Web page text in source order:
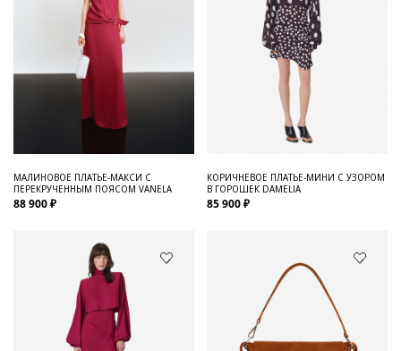
МАЛИНОВОЕ ПЛАТЬЕ-МАКСИ С
ПЕРЕКРУЧЕННЫМ ПОЯСОМ VANELA
88 900 ₽
КОРИЧНЕВОЕ ПЛАТЬЕ-МИНИ С УЗОРОМ
В ГОРОШЕК DAMELIA
85 900 ₽